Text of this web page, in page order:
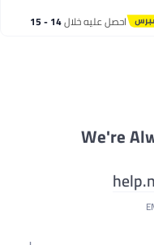
احصل عليه خلال 14 - 15
We're